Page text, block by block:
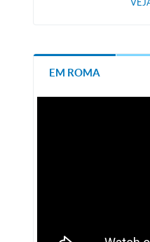
EM ROMA